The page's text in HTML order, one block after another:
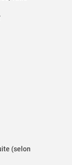
(selon